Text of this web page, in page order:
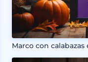
Marco con